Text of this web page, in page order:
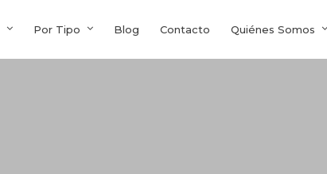
Por Tipo Blog Contacto Quiénes Somos